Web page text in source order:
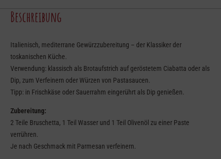
Beschreibung
Italienisch, mediterrane Gewürzzubereitung – der Klassiker der
toskanischen Küche.
Verwendung: klassisch als Brotaufstrich auf geröstetem Ciabatta oder als
Dip, zum Verfeinern oder Würzen von Pastasaucen.
Tipp: in Frischkäse oder Sauerrahm eingerührt als Dip genießen.
Zubereitung:
2 Teile Bruschetta, 1 Teil Wasser und 1 Teil Olivenöl zu einer Paste
verrühren.
Je nach Geschmack mit Parmesan verfeinern.